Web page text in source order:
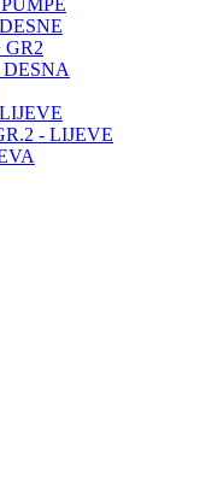
GR2
DESNA
- LIJEVE